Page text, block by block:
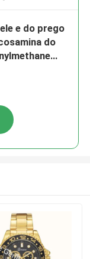
e do prego
do